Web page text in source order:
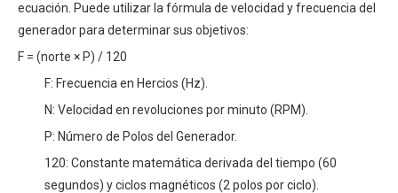
ecuación. Puede utilizar la fórmula de velocidad y frecuencia del
generadorpara determinar sus objetivos:
F = (norte × P) / 120
F: Frecuencia en Hercios (Hz).
N: Velocidad en revoluciones por minuto (RPM).
P: Número de Polos del Generador.
120: Constante matemática derivada del tiempo (60
segundos) y ciclos magnéticos (2 polos por ciclo).